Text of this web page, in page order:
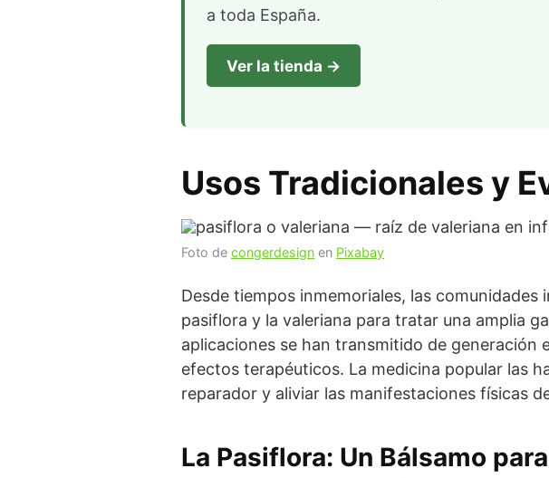
a toda España.
Ver la tienda →
Usos Tradicionales y
Foto de congerdesign en Pixabay
Desde tiempos inmemoriales, las
pasiflora y la valeriana para tratar una amplia
aplicaciones se han transmitido de generación
efectos terapéuticos. La medicina popular las
reparador y aliviar las manifestaciones físicas
La Pasiflora: Un Bálsamo